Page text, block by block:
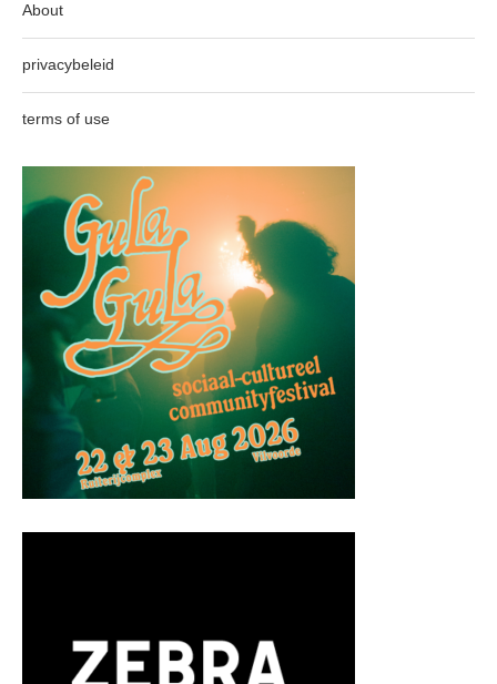
About
privacybeleid
terms of use